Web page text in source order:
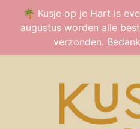
🌴 Kusje op je Hart is
augustus worden alle
verzonden.